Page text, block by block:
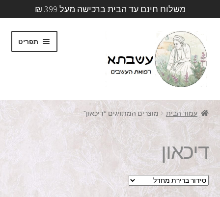
משלוח חינם עד הבית ברכישה מעל 399 ₪
דלג
לניווט
לדלג
לתוכן
תפריט
עמוד ראשי
Asvata
מאמרים
קליניקה
עמוד הבית מוצרים המתויגים “דיכאון”
דיכאון